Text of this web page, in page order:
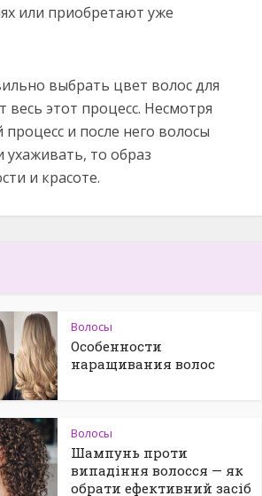
или приобретают уже
выбрать цвет волос для
этот процесс. Несмотря
и после него волосы
ухаживать, то образ
и красоте.
Волосы
Особенности
наращивания волос
Волосы
Шампунь проти
випадіння волосся — як
обрати ефективний засіб